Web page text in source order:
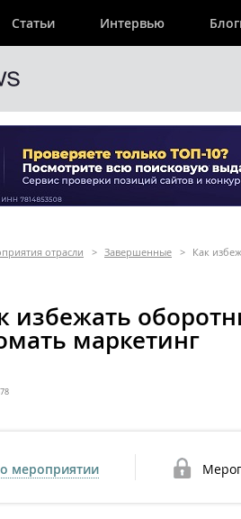
Статьи Интервью
отрасли > Завершенные > Как
избежать
маркетинг
мероприятии